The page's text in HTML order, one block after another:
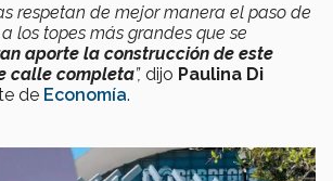
respetan de mejor manera el paso de
los topes más grandes que se
aporte la construcción de este
calle completa”, dijo Paulina Di
de Economía.